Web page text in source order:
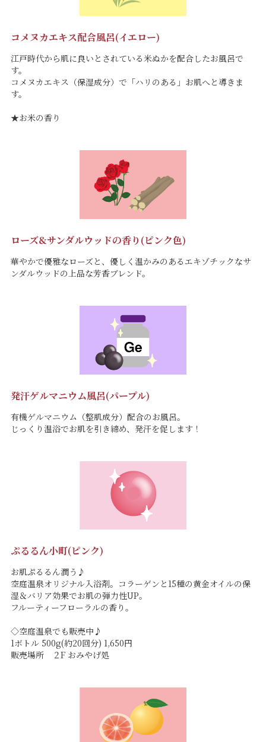
コメヌカエキス配合風呂(イエロー)
江戸時代から肌に良いとされている米ぬかを配合したお風呂で
す。
コメヌカエキス（保湿成分）で「ハリのある」お肌へと導きま
す。
★お米の香り
ローズ&サンダルウッドの香り(ピンク色)
華やかで優雅なローズと、優しく温かみのあるエキゾチックなサ
ンダルウッドの上品な芳香ブレンド。
発汗ゲルマニウム風呂(パープル)
有機ゲルマニウム（整肌成分）配合のお風呂。
じっくり温浴でお肌を引き締め、発汗を促します！
ぷるるん小町(ピンク)
お肌ぷるるん潤う♪
空庭温泉オリジナル入浴剤。コラーゲンと15種の黄金オイルの保
湿＆バリア効果でお肌の弾力性UP。
フルーティーフローラルの香り。
◇空庭温泉でも販売中♪
1ボトル 500g(約20回分) 1,650円
販売場所 ２F おみやげ処